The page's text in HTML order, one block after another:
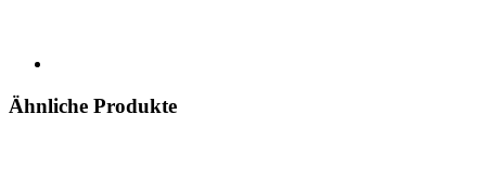
Ähnliche Produkte